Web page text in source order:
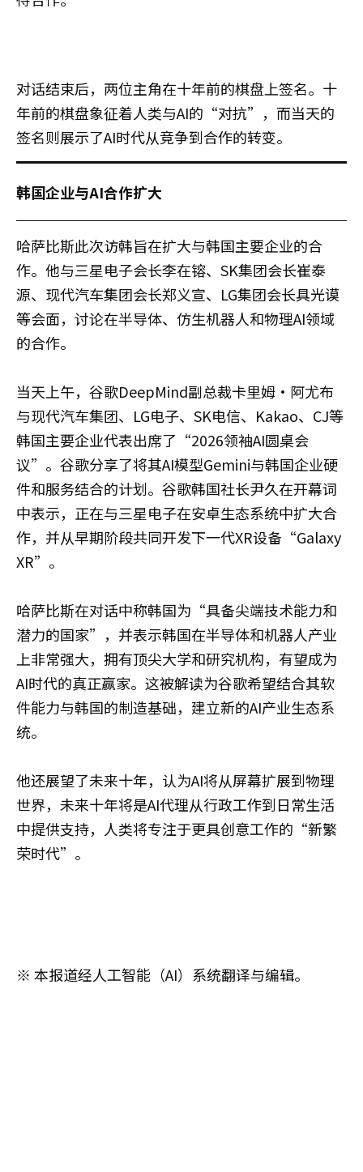
对话结束后，两位主角在十年前的棋盘上签名。十
年前的棋盘象征着人类与AI的“对抗”，而当天的
签名则展示了AI时代从竞争到合作的转变。
韩国企业与AI合作扩大
哈萨比斯此次访韩旨在扩大与韩国主要企业的合
作。他与三星电子会长李在镕、SK集团会长崔泰
源、现代汽车集团会长郑义宣、LG集团会长具光谟
等会面，讨论在半导体、仿生机器人和物理AI领域
的合作。
当天上午，谷歌DeepMind副总裁卡里姆·阿尤布
与现代汽车集团、LG电子、SK电信、Kakao、CJ等
韩国主要企业代表出席了“2026领袖AI圆桌会
议”。谷歌分享了将其AI模型Gemini与韩国企业硬
件和服务结合的计划。谷歌韩国社长尹久在开幕词
中表示，正在与三星电子在安卓生态系统中扩大合
作，并从早期阶段共同开发下一代XR设备“Galaxy
XR”。
哈萨比斯在对话中称韩国为“具备尖端技术能力和
潜力的国家”，并表示韩国在半导体和机器人产业
上非常强大，拥有顶尖大学和研究机构，有望成为
AI时代的真正赢家。这被解读为谷歌希望结合其软
件能力与韩国的制造基础，建立新的AI产业生态系
统。
他还展望了未来十年，认为AI将从屏幕扩展到物理
世界，未来十年将是AI代理从行政工作到日常生活
中提供支持，人类将专注于更具创意工作的“新繁
荣时代”。
※ 本报道经人工智能（AI）系统翻译与编辑。